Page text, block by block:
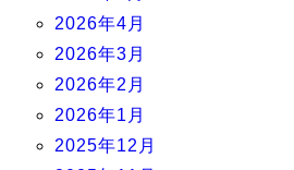
2026年4月
2026年3月
2026年2月
2026年1月
2025年12月